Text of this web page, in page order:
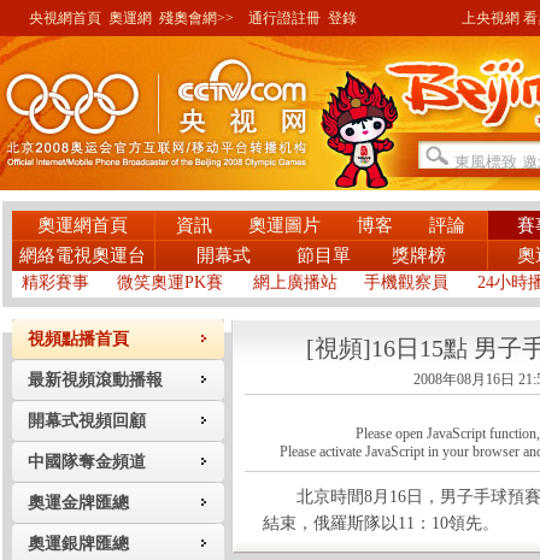
央視網首頁 奧運網 殘奧會網>> 通行證註冊 登錄 上央視網 看奧
奧運網首頁 資訊 奧運圖片 博客 評論
賽
網絡電視奧運台
開幕式 節目單 獎牌榜 奧
精彩賽事 微笑奧運PK賽 網上廣播站 手機觀察員 24小時
視頻點播首頁
最新視頻滾動播報
開幕式視頻回顧
中國隊奪金頻道
奧運金牌匯總
奧運銀牌匯總
[視頻]16日15點 男子
2008年08月16日
Please open JavaScript
Please activate JavaScript in your browser
北京時間8月16日，男子手球預賽
結束，俄羅斯隊以11：10領先。